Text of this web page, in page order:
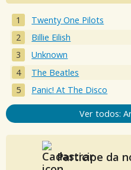
Twenty One Pilots
Billie Eilish
Unknown
The Beatles
Panic! At The Disco
Ver todos:
Participe da